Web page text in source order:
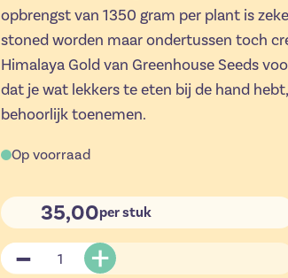
opbrengst van 1350 gram per plant is
stoned worden maar ondertussen toch
Himalaya Gold van Greenhouse Seeds
dat je wat lekkers te eten bij de hand
behoorlijk toenemen.
Op voorraad
35,00per stuk
Aantal